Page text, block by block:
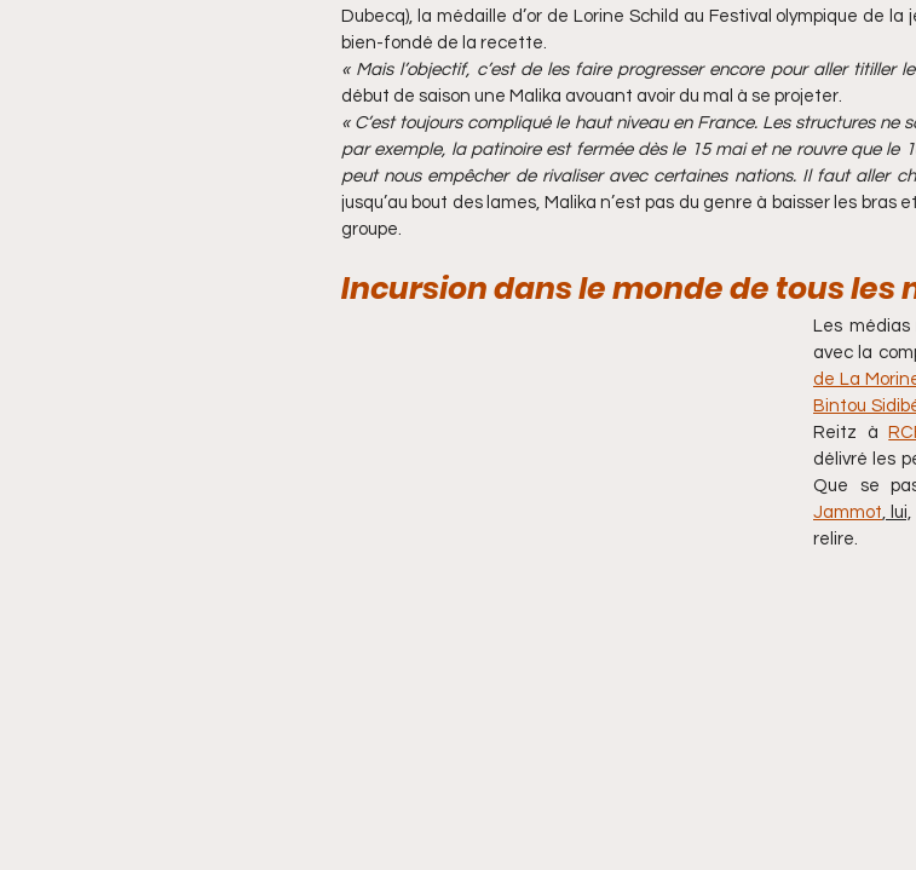
Dubecq), la médaille d’or de Lorine Schild au Festival olympique de
bien-fondé de la recette.
« Mais l’objectif, c’est de les faire progresser encore pour aller titiller
début de saison une Malika avouant avoir du mal à se projeter.
« C’est toujours compliqué le haut niveau en France. Les structures ne
par exemple, la patinoire est fermée dès le 15 mai et ne rouvre que le
peut nous empêcher de rivaliser avec certaines nations. Il faut aller
jusqu’au bout des lames, Malika n’est pas du genre à baisser les
groupe.
Incursion dans le monde de tous les
Les
avec la
de La
Bintou
Reitz à
délivré les
Que se
Jammot, lui,
relire.